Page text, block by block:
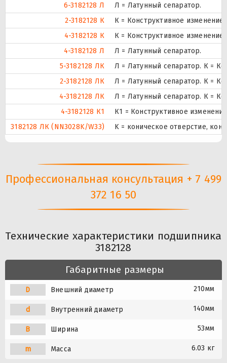
6-3182128 Л
Л = Латунный сепаратор.
2-3182128 К
К = Конструктивное
4-3182128 К
К = Конструктивное
4-3182128 Л
Л = Латунный сепаратор.
5-3182128 ЛК
Л = Латунный сепаратор. К =
2-3182128 ЛК
Л = Латунный сепаратор. К =
4-3182128 ЛК
Л = Латунный сепаратор. К =
4-3182128 К1
К1 = Конструктивное
3182128 ЛК (NN3028K/W33)
K = коническое отверстие,
Профессиональная консультация + 7 499
372 16 50
Технические характеристики подшипника
3182128
Габаритные размеры
D Внешний диаметр 210мм
d Внутренний диаметр 140мм
B Ширина 53мм
m Масса 6.03 кг